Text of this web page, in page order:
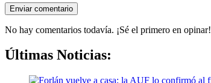
No hay comentarios todavía. ¡Sé el primero en opinar!
Últimas Noticias: